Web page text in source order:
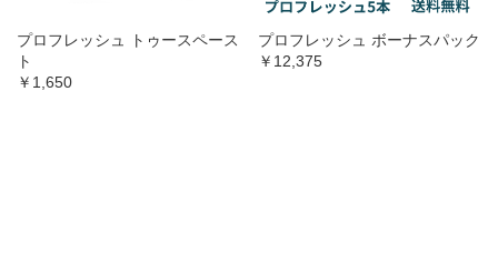
プロフレッシュ トゥースペース
ト
￥1,650
プロフレッシュ ボーナスパック
￥12,375